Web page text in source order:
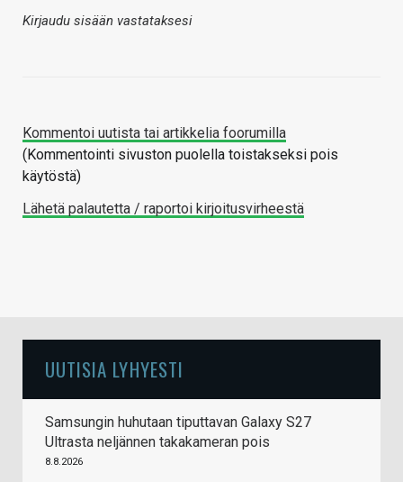
Kirjaudu sisään vastataksesi
Kommentoi uutista tai artikkelia foorumilla
(Kommentointi sivuston puolella toistakseksi pois
käytöstä)
Lähetä palautetta / raportoi kirjoitusvirheestä
UUTISIA LYHYESTI
Samsungin huhutaan tiputtavan Galaxy S27
Ultrasta neljännen takakameran pois
8.8.2026